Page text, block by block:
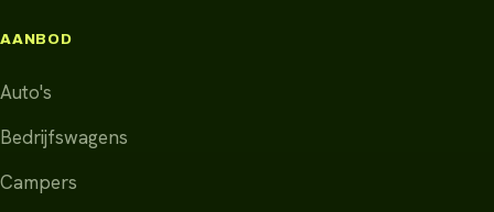
AANBOD
Auto's
Bedrijfswagens
Campers